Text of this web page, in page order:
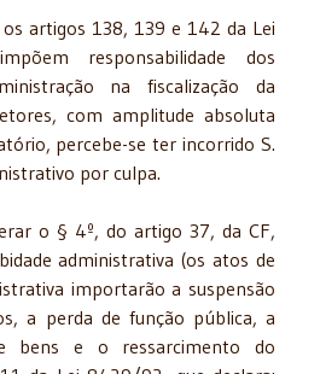
artigos 138, 139 e 142 da Lei
responsabilidade dos
na fiscalização da
com amplitude absoluta
percebe-se ter incorrido S.
por culpa.
o § 4º, do artigo 37, da CF,
administrativa (os atos de
importarão a suspensão
a perda de função pública, a
bens e o ressarcimento do